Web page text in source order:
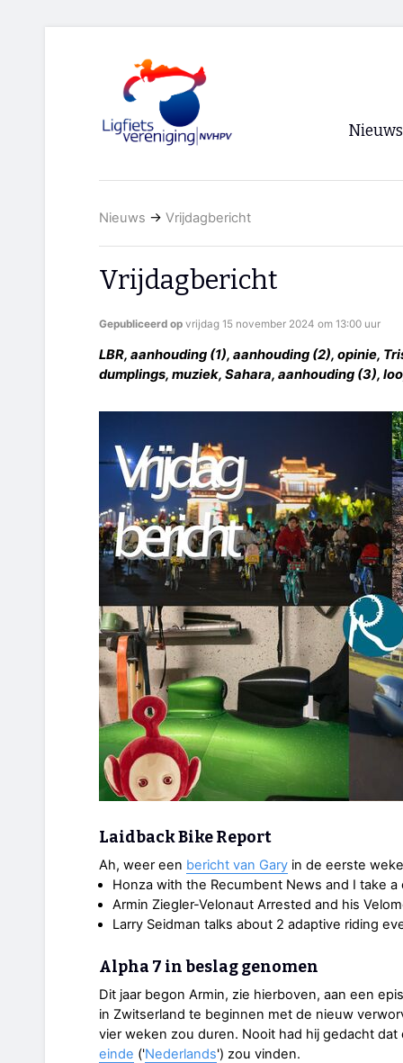
Nieuws
Nieuws → Vrijdagbericht
Vrijdagbericht
Gepubliceerd op vrijdag 15 november 2024 om 13:00 uur
LBR, aanhouding (1), aanhouding (2), opinie,
dumplings, muziek, Sahara, aanhouding (3),
Laidback Bike Report
Ah, weer een bericht van Gary in de eerste
Honza with the Recumbent News and I take
Armin Ziegler-Velonaut Arrested and his
Larry Seidman talks about 2 adaptive riding
Alpha 7 in beslag genomen
Dit jaar begon Armin, zie hierboven, aan een
in Zwitserland te beginnen met de nieuw
vier weken zou duren. Nooit had hij gedacht
einde ('Nederlands') zou vinden.